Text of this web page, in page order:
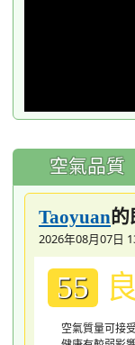
空氣品質
Taoyuan的
2026年08月07日
55 良
空氣質量可接